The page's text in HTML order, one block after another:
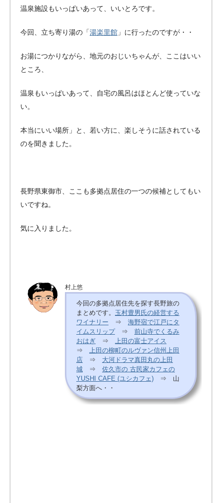
温泉施設もいっぱいあって、いいとろです。
今回、立ち寄り湯の「湯楽里館 」に行ったのですが・・
お湯につかりながら、地元のおじいちゃんが、ここはいい
ところ、
温泉もいっぱいあって、自宅の風呂はほとんど使っていな
い。
本当にいい場所」と、若い方に、楽しそうに話されている
のを聞きました。
長野県東御市、ここも多拠点居住の一つの候補としてもい
いですね。
気に入りました。
村上悠
今回の多拠点居住先を探す長野旅の
まとめです。 玉村豊男氏の経営する
ワイナリー ⇒ 海野宿で江戸にタ
イムスリップ⇒ 前山寺でくるみ
おはぎ ⇒ 上田の富士アイス
⇒ 上田の柳町のルヴァン信州上田
店 ⇒ 大河ドラマ真田丸の上田
城 ⇒ 佐久市の 古民家カフェの
YUSHI CAFE (ユシカフェ) ⇒ 山
梨方面へ・・